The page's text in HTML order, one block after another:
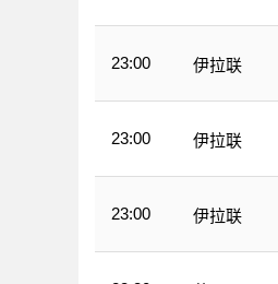
23:00 伊拉联
23:00 伊拉联
23:00 伊拉联